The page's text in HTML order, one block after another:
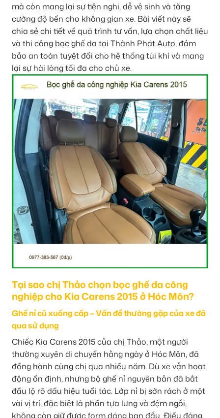
mà còn mang lại sự tiện nghi, dễ vệ sinh và tăng
cường độ bền cho không gian xe. Bài viết này sẽ
chia sẻ chi tiết về quá trình tư vấn, lựa chọn chất liệu
và thi công bọc ghế da tại Thành Phát Auto, đảm
bảo an toàn tuyệt đối cho hệ thống túi khí và mang
lại sự hài lòng tối đa cho chủ xe.
Tại sao chị Thảo chọn bọc ghế da công
nghiệp cho Kia Carens 2015 ở Hóc Môn?
Ghế nỉ cũ xuống cấp – Vấn đề thường gặp của xe đã
qua sử dụng
Chiếc Kia Carens 2015 của chị Thảo, một người
thường xuyên di chuyển hằng ngày ở Hóc Môn, đã
đồng hành cùng chị qua nhiều năm. Dù xe vẫn hoạt
động ổn định, nhưng bộ ghế nỉ nguyên bản đã bắt
đầu lộ rõ dấu hiệu tuổi tác. Lớp nỉ bị sờn rách ở một
vài vị trí, đặc biệt là phần tựa lưng và đệm ngồi,
không còn giữ được form dáng ban đầu. Điều đáng